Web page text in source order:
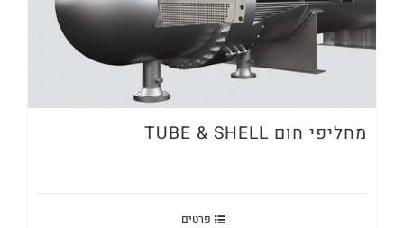
מחליפי חום TUBE & SHELL
פרטים